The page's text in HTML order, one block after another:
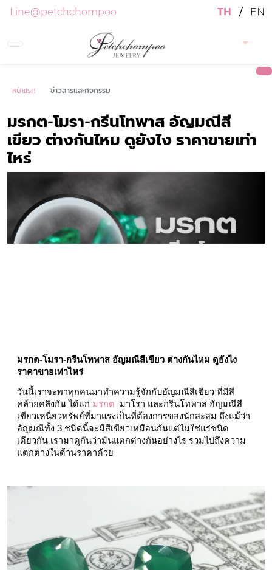
Line@petchchompoo TH / EN
หน้าแรก ข่าวสารและกิจกรรม
มรกต-โมรา-กรีนโทพาส อัญมณีสี
เขียว ต่างกันไหม ดูยังไง ราคาขายเท่า
ไหร่
มรกต-โมรา-กรีนโทพาส อัญมณีสีเขียว ต่างกันไหม ดูยังไง
ราคาขายเท่าไหร่
วันนี้เราจะพาทุกคนมาทำความรู้จักกับอัญมณีสีเขียว ที่มีสี
คล้ายคลึงกัน ได้แก่ มรกต
มาโรา และกรีนโทพาส อัญมณีสี
เขียวเหนี่ยวทรัพย์ที่มาแรงเป็นที่ต้องการของนักสะสม ถึงแม้ว่า
อัญมณีทั้ง 3 ชนิดนี้จะมีสีเขียวเหมือนกันแต่ไม่ใช่แร่ชนิด
เดียวกัน เรามาดูกันว่ามันแตกต่างกันอย่างไร รวมไปถึงความ
แตกต่างในด้านราคาด้วย